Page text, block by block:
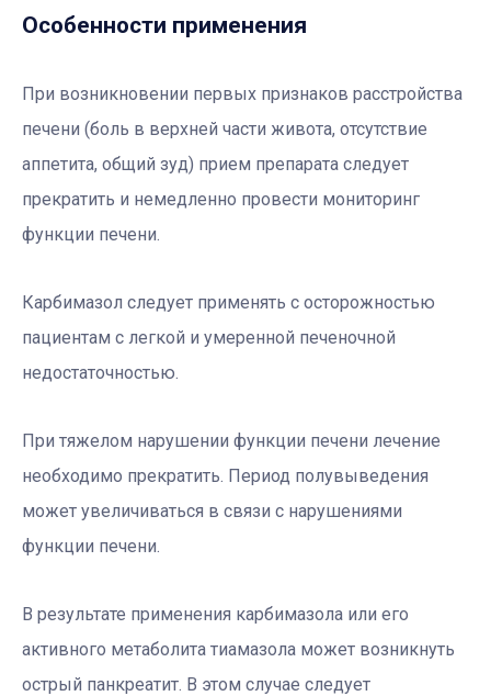
Особенности применения
При возникновении первых признаков расстройства
печени (боль в верхней части живота, отсутствие
аппетита, общий зуд) прием препарата следует
прекратить и немедленно провести мониторинг
функции печени.
Карбимазол следует применять с осторожностью
пациентам с легкой и умеренной печеночной
недостаточностью.
При тяжелом нарушении функции печени лечение
необходимо прекратить. Период полувыведения
может увеличиваться в связи с нарушениями
функции печени.
В результате применения карбимазола или его
активного метаболита тиамазола может возникнуть
острый панкреатит. В этом случае следует